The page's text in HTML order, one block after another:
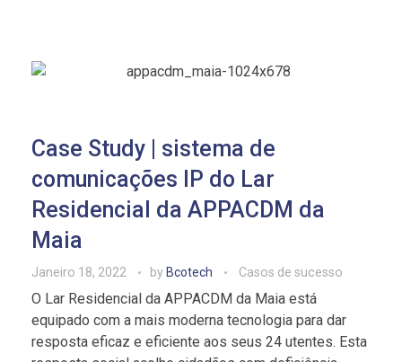
Case Study | sistema de
comunicações IP do Lar
Residencial da APPACDM da
Maia
Janeiro 18, 2022 byBcotech Casos de sucesso
O Lar Residencial da APPACDM da Maia está
equipado com a mais moderna tecnologia para dar
resposta eficaz e eficiente aos seus 24 utentes. Esta